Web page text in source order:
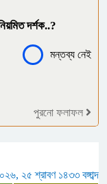
বাজার
বহিষ্কারের
ও প্রতিবাদ সভা
দর্শক..?
মন্তব্য নেই
পুরনো ফলাফল
২৫ শ্রাবণ ১৪৩৩ বঙ্গাব্দ